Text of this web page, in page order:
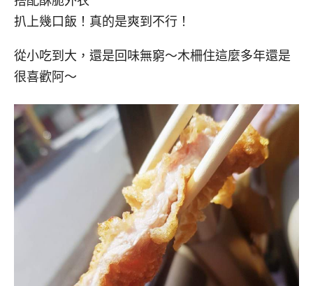
扒上幾口飯！真的是爽到不行！
從小吃到大，還是回味無窮～木柵住這麼多年還是
很喜歡阿～